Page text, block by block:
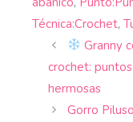
Técnica:Crochet,
Granny
crochet:
hermosas
Gorro